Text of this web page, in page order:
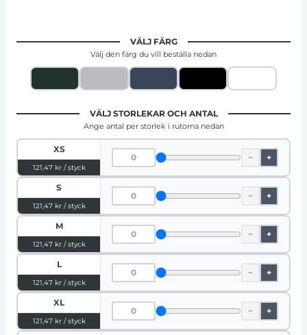
VÄLJ FÄRG
Välj den färg du vill beställa nedan
VÄLJ STORLEKAR OCH ANTAL
Ange antal per storlek i rutorna nedan
XS
121,47 kr / styck
− +
S
121,47 kr / styck
− +
M
121,47 kr / styck
− +
L
121,47 kr / styck
− +
XL
121,47 kr / styck
− +